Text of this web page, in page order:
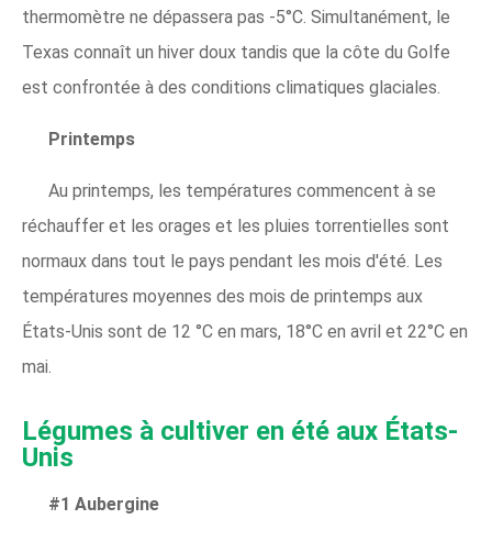
thermomètre ne dépassera pas -5°C. Simultanément, le
Texas connaît un hiver doux tandis que la côte du Golfe
est confrontée à des conditions climatiques glaciales.
Printemps
Au printemps, les températures commencent à se
réchauffer et les orages et les pluies torrentielles sont
normaux dans tout le pays pendant les mois d'été. Les
températures moyennes des mois de printemps aux
États-Unis sont de 12 °C en mars, 18°C en avril et 22°C en
mai.
Légumes à cultiver en été aux États-
Unis
#1 Aubergine